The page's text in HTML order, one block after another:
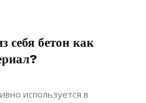
себя бетон как
используется в